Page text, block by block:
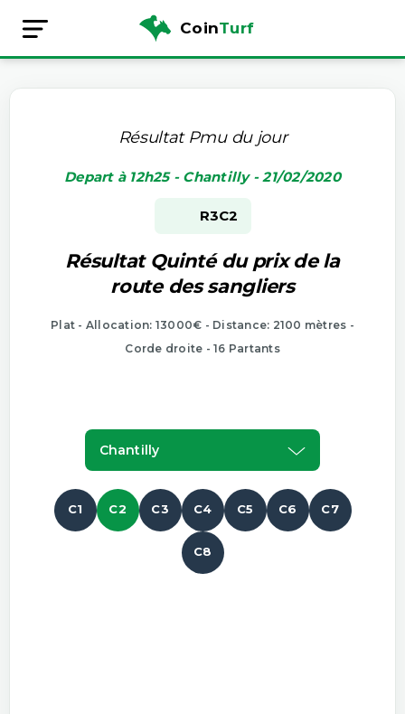
CoinTurf
Résultat Pmu du jour
Depart à 12h25 - Chantilly - 21/02/2020
R3C2
Résultat Quinté du prix de la
route des sangliers
Plat - Allocation: 13000€ - Distance: 2100 mètres -
Corde droite - 16 Partants
Chantilly
C1 C2 C3 C4 C5 C6 C7
C8